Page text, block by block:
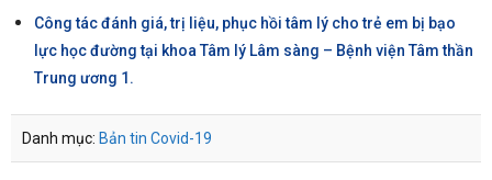
Công tác đánh giá, trị liệu, phục hồi tâm lý cho trẻ em bị bạo
lực học đường tại khoa Tâm lý Lâm sàng – Bệnh viện Tâm thần
Trung ương 1.
Danh mục: Bản tin Covid-19